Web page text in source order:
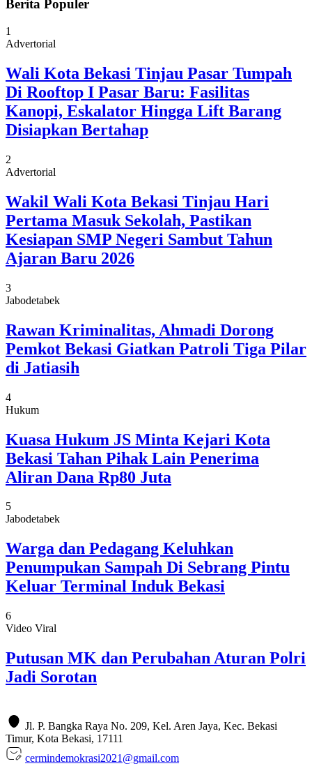
Berita Populer
1
Advertorial
Wali Kota Bekasi Tinjau Pasar Tumpah
Di Rooftop I Pasar Baru: Fasilitas
Kanopi, Eskalator Hingga Lift Barang
Disiapkan Bertahap
2
Advertorial
Wakil Wali Kota Bekasi Tinjau Hari
Pertama Masuk Sekolah, Pastikan
Kesiapan SMP Negeri Sambut Tahun
Ajaran Baru 2026
3
Jabodetabek
Rawan Kriminalitas, Ahmadi Dorong
Pemkot Bekasi Giatkan Patroli Tiga Pilar
di Jatiasih
4
Hukum
Kuasa Hukum JS Minta Kejari Kota
Bekasi Tahan Pihak Lain Penerima
Aliran Dana Rp80 Juta
5
Jabodetabek
Warga dan Pedagang Keluhkan
Penumpukan Sampah Di Sebrang Pintu
Keluar Terminal Induk Bekasi
6
Video Viral
Putusan MK dan Perubahan Aturan Polri
Jadi Sorotan
Jl. P. Bangka Raya No. 209, Kel. Aren Jaya, Kec. Bekasi
Timur, Kota Bekasi, 17111
cermindemokrasi2021@gmail.com